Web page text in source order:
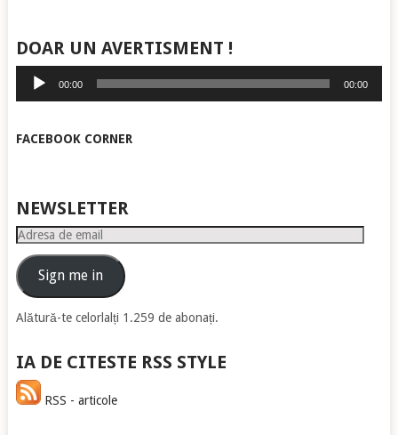
DOAR UN AVERTISMENT !
Player
audio
00:00 00:00
FACEBOOK CORNER
NEWSLETTER
Adresa
emailSign me in
Alătură-te celorlalți 1.259 de abonați.
IA DE CITESTE RSS STYLE
RSS - articole